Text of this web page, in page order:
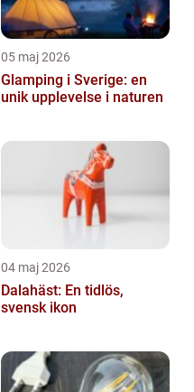
05 maj 2026
Glamping i Sverige: en
unik upplevelse i naturen
04 maj 2026
Dalahäst: En tidlös,
svensk ikon